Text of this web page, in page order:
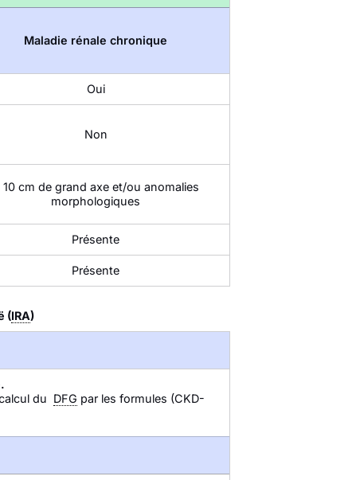
Maladie rénale chronique
Oui
Non
10 cm de grand axe et/ou anomalies
morphologiques
Présente
Présente
(IRA)
du DFG par les formules (CKD-